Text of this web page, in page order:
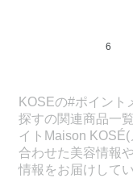
6
KOSEの#ポイント
探すの関連商品一
イトMaison
合わせた美容情報
情報をお届けして